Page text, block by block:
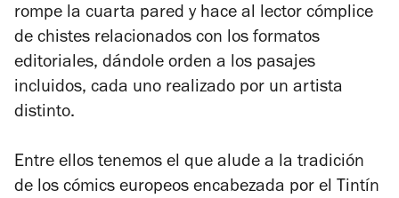
rompe la cuarta pared y hace al lector cómplice
de chistes relacionados con los formatos
editoriales, dándole orden a los pasajes
incluidos, cada uno realizado por un artista
distinto.
Entre ellos tenemos el que alude a la tradición
de los cómics europeos encabezada por el Tintín